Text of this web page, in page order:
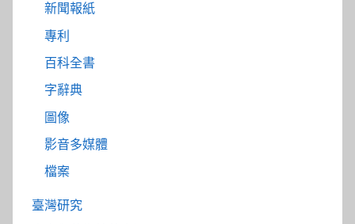
新聞報紙
專利
百科全書
字辭典
圖像
影音多媒體
檔案
臺灣研究